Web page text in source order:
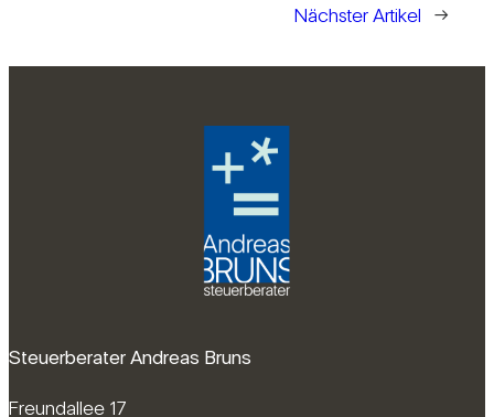
Nächster Artikel
→
Steuerberater Andreas Bruns
Freundallee 17